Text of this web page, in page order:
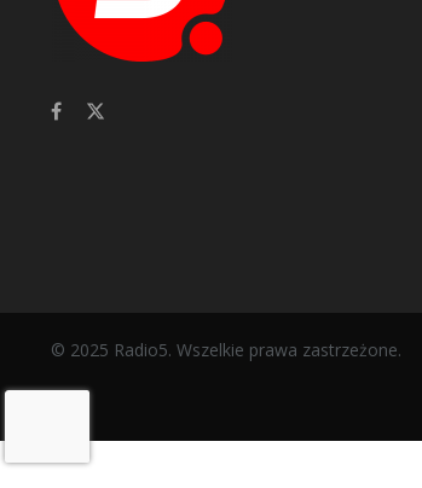
© 2025 Radio5. Wszelkie prawa zastrzeżone.